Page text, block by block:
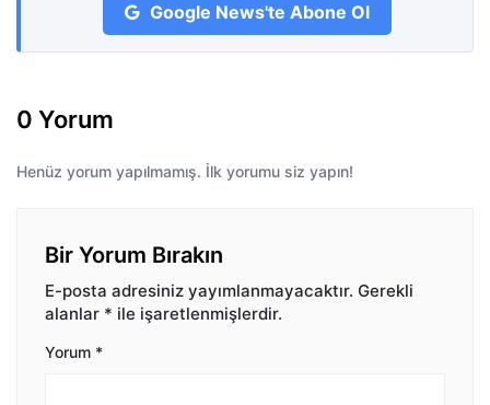
Google News'te Abone Ol
0 Yorum
Henüz yorum yapılmamış. İlk yorumu siz yapın!
Bir Yorum Bırakın
E-posta adresiniz yayımlanmayacaktır. Gerekli
alanlar * ile işaretlenmişlerdir.
Yorum *